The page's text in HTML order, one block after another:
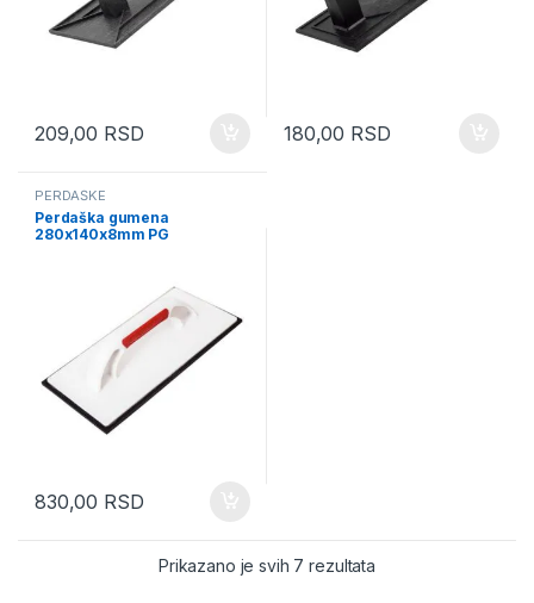
209,00 RSD 180,00 RSD
PERDAŠKE
Perdaška gumena
280x140x8mm PG
830,00 RSD
Prikazano je svih 7 rezultataSorted by latest